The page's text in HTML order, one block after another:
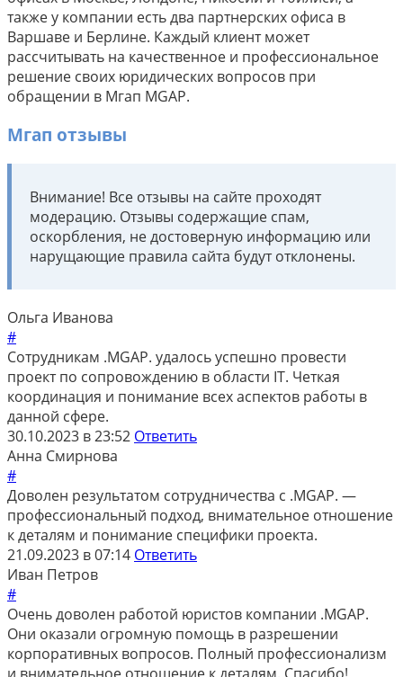
также у компании есть два партнерских офиса в
Варшаве и Берлине. Каждый клиент может
рассчитывать на качественное и профессиональное
решение своих юридических вопросов при
обращении в Мгап MGAP.
Мгап отзывы
Внимание! Все отзывы на сайте проходят
модерацию. Отзывы содержащие спам,
оскорбления, не достоверную информацию или
нарущающие правила сайта будут отклонены.
Ольга Иванова
#
Сотрудникам .MGAP. удалось успешно провести
проект по сопровождению в области IT. Четкая
координация и понимание всех аспектов работы в
данной сфере.
30.10.2023 в 23:52 Ответить
Анна Смирнова
#
Доволен результатом сотрудничества с .MGAP. —
профессиональный подход, внимательное отношение
к деталям и понимание специфики проекта.
21.09.2023 в 07:14 Ответить
Иван Петров
#
Очень доволен работой юристов компании .MGAP.
Они оказали огромную помощь в разрешении
корпоративных вопросов. Полный профессионализм